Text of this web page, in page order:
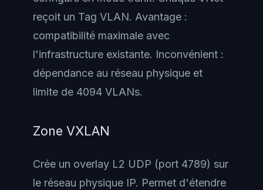
reçoit un Tag VLAN. Avantage :
compatibilité maximale avec
l'infrastructure existante. Inconvénient :
dépendance au réseau physique et
limite de 4094 VLANs.
Zone VXLAN
Crée un overlay L2 UDP (port 4789) sur
le réseau physique IP. Permet d'étendre